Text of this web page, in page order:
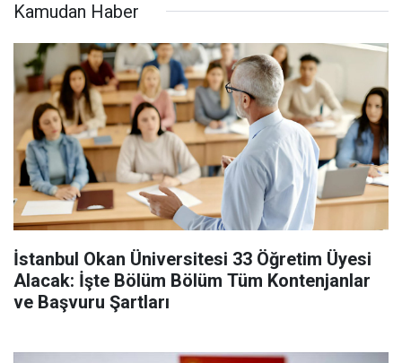
Kamudan Haber
İstanbul Okan Üniversitesi 33 Öğretim Üyesi
Alacak: İşte Bölüm Bölüm Tüm Kontenjanlar
ve Başvuru Şartları